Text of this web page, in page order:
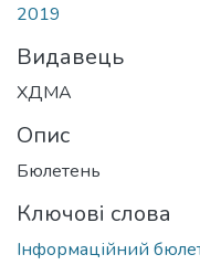
2019
Видавець
ХДМА
Опис
Бюлетень
Ключові слова
Інформаційний